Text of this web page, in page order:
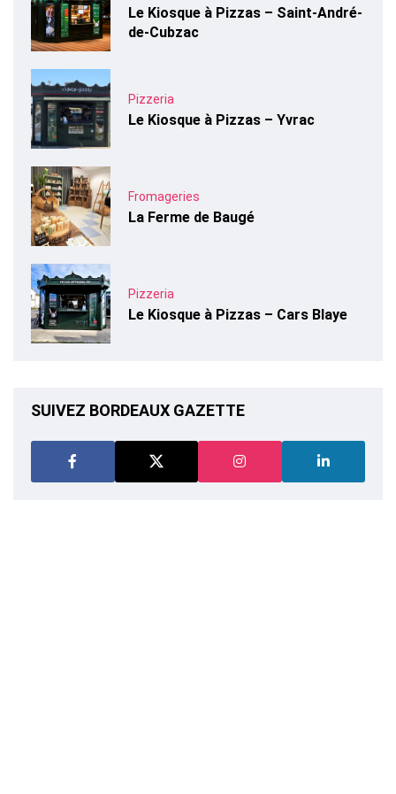
Le Kiosque à Pizzas – Saint-André-
de-Cubzac
Pizzeria
Le Kiosque à Pizzas – Yvrac
Fromageries
La Ferme de Baugé
Pizzeria
Le Kiosque à Pizzas – Cars Blaye
SUIVEZ BORDEAUX GAZETTE